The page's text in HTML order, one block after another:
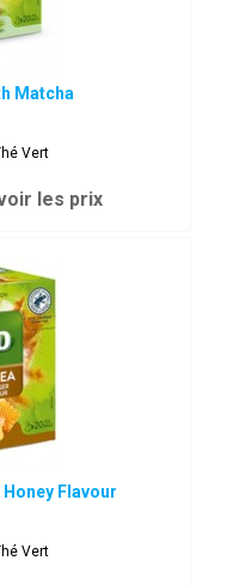
Matcha
Vert
les prix
Honey Flavour
Vert